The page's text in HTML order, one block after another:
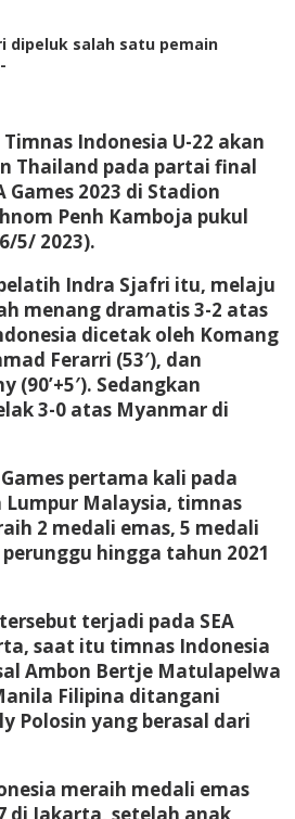
dipeluk salah satu pemain
Indonesia U-22 akan
Thailand pada partai final
Games 2023 di Stadion
Penh Kamboja pukul
5/ 2023).
Indra Sjafri itu, melaju
menang dramatis 3-2 atas
dicetak oleh Komang
Ferarri (53′), dan
Sedangkan
3-0 atas Myanmar di
pertama kali pada
Lumpur Malaysia, timnas
2 medali emas, 5 medali
hingga tahun 2021
terjadi pada SEA
saat itu timnas Indonesia
Ambon Bertje Matulapelwa
Filipina ditangani
Polosin yang berasal dari
meraih medali emas
di Jakarta, setelah anak